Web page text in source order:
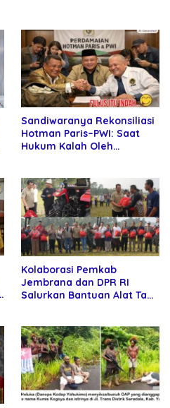
Sandiwaranya Rekonsiliasi
Hotman Paris–PWI: Saat
Hukum Kalah Oleh
Kolaborasi Pemkab
Jembrana dan DPR RI
Salurkan Bantuan Alat Tani